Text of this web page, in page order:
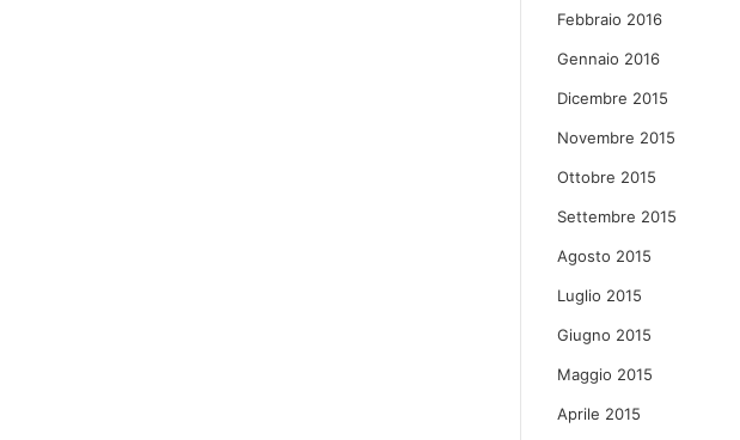
Febbraio 2016
Gennaio 2016
Dicembre 2015
Novembre 2015
Ottobre 2015
Settembre 2015
Agosto 2015
Luglio 2015
Giugno 2015
Maggio 2015
Aprile 2015